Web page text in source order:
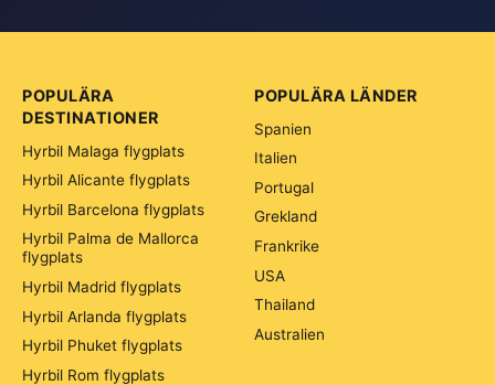
POPULÄRA
DESTINATIONER
Hyrbil Malaga flygplats
Hyrbil Alicante flygplats
Hyrbil Barcelona flygplats
Hyrbil Palma de Mallorca
flygplats
Hyrbil Madrid flygplats
Hyrbil Arlanda flygplats
Hyrbil Phuket flygplats
Hyrbil Rom flygplats
POPULÄRA LÄNDER
Spanien
Italien
Portugal
Grekland
Frankrike
USA
Thailand
Australien